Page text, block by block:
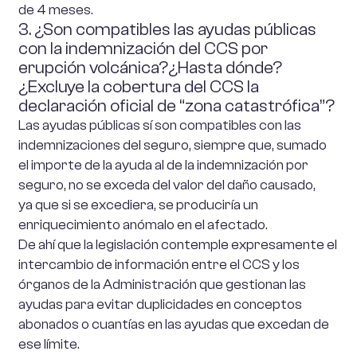
de 4 meses.
3. ¿Son compatibles las ayudas públicas
con la indemnización del CCS por
erupción volcánica?¿Hasta dónde?
¿Excluye la cobertura del CCS la
declaración oficial de “zona catastrófica”?
Las ayudas públicas sí son compatibles con las
indemnizaciones del seguro, siempre que, sumado
el importe de la ayuda al de la indemnización por
seguro, no se exceda del valor del daño causado,
ya que si se excediera, se produciría un
enriquecimiento anómalo en el afectado.
De ahí que la legislación contemple expresamente el
intercambio de información entre el CCS y los
órganos de la Administración que gestionan las
ayudas para evitar duplicidades en conceptos
abonados o cuantías en las ayudas que excedan de
ese límite.